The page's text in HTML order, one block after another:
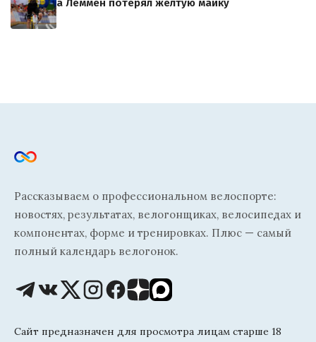
а Леммен потерял желтую майку
Рассказываем о профессиональном велоспорте:
новостях, результатах, велогонщиках, велосипедах и
компонентах, форме и тренировках. Плюс — самый
полный календарь велогонок.
Сайт предназначен для просмотра лицам старше 18